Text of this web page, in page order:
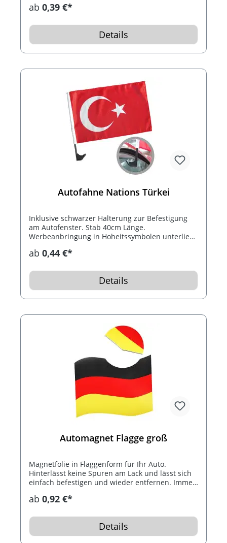
den allgemeinen Gesetzestexten. Stab 40cm
ab 0,39 €*
Details
Autofahne Nations Türkei
Inklusive schwarzer Halterung zur Befestigung
am Autofenster. Stab 40cm Länge.
Werbeanbringung in Hoheitssymbolen unterliegt
Möglichkeiten zur Werbeanbringung oder
Gesetzestexten.
ab 0,44 €*
Details
Automagnet Flagge groß
Magnetfolie in Flaggenform für Ihr Auto.
Hinterlässt keine Spuren am Lack und lässt sich
einfach befestigen und wieder entfernen. Immer
ab 0,92 €*
Details